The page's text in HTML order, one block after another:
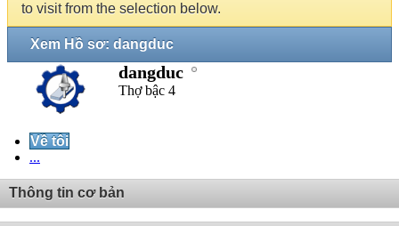
to visit from the selection below.
Xem Hồ sơ: dangduc
dangduc
Thợ bậc 4
Về tôi
...
Thông tin cơ bản